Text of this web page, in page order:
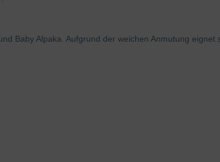
Baby Alpaka. Aufgrund der weichen Anmutung